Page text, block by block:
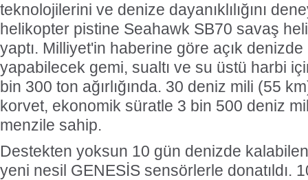
teknolojilerini ve denize dayanıklılığını
helikopter pistine Seahawk SB70 savaş
yaptı. Milliyet'in haberine göre açık
yapabilecek gemi, sualtı ve su üstü harbi
bin 300 ton ağırlığında. 30 deniz mili (55
korvet, ekonomik süratle 3 bin 500 deniz
menzile sahip.
Destekten yoksun 10 gün denizde
yeni nesil GENESİS sensörlerle donatıldı.